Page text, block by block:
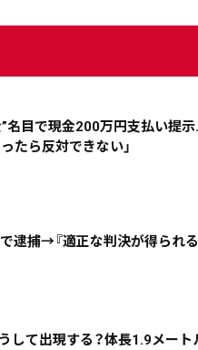
”名目で現金200万円支払い提
たら反対できない」
逮捕→『適正な判決が得られ
して出現する？体長1.9メート